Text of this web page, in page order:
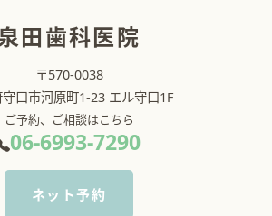
田歯科医院
〒570-0038
口市河原町1-23 エル守口1F
ご予約、ご相談はこちら
06-6993-7290
ネット予約